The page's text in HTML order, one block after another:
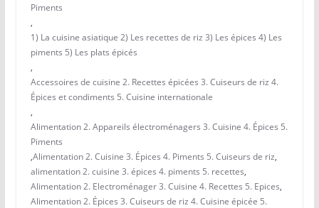
Piments
,
1) La cuisine asiatique 2) Les recettes de riz 3) Les épices 4) Les
piments 5) Les plats épicés
,
Accessoires de cuisine 2. Recettes épicées 3. Cuiseurs de riz 4.
Épices et condiments 5. Cuisine internationale
,
Alimentation 2. Appareils électroménagers 3. Cuisine 4. Épices 5.
Piments
,Alimentation 2. Cuisine 3. Épices 4. Piments 5. Cuiseurs de riz,
alimentation 2. cuisine 3. épices 4. piments 5. recettes,
Alimentation 2. Electroménager 3. Cuisine 4. Recettes 5. Epices,
Alimentation 2. Épices 3. Cuiseurs de riz 4. Cuisine épicée 5.